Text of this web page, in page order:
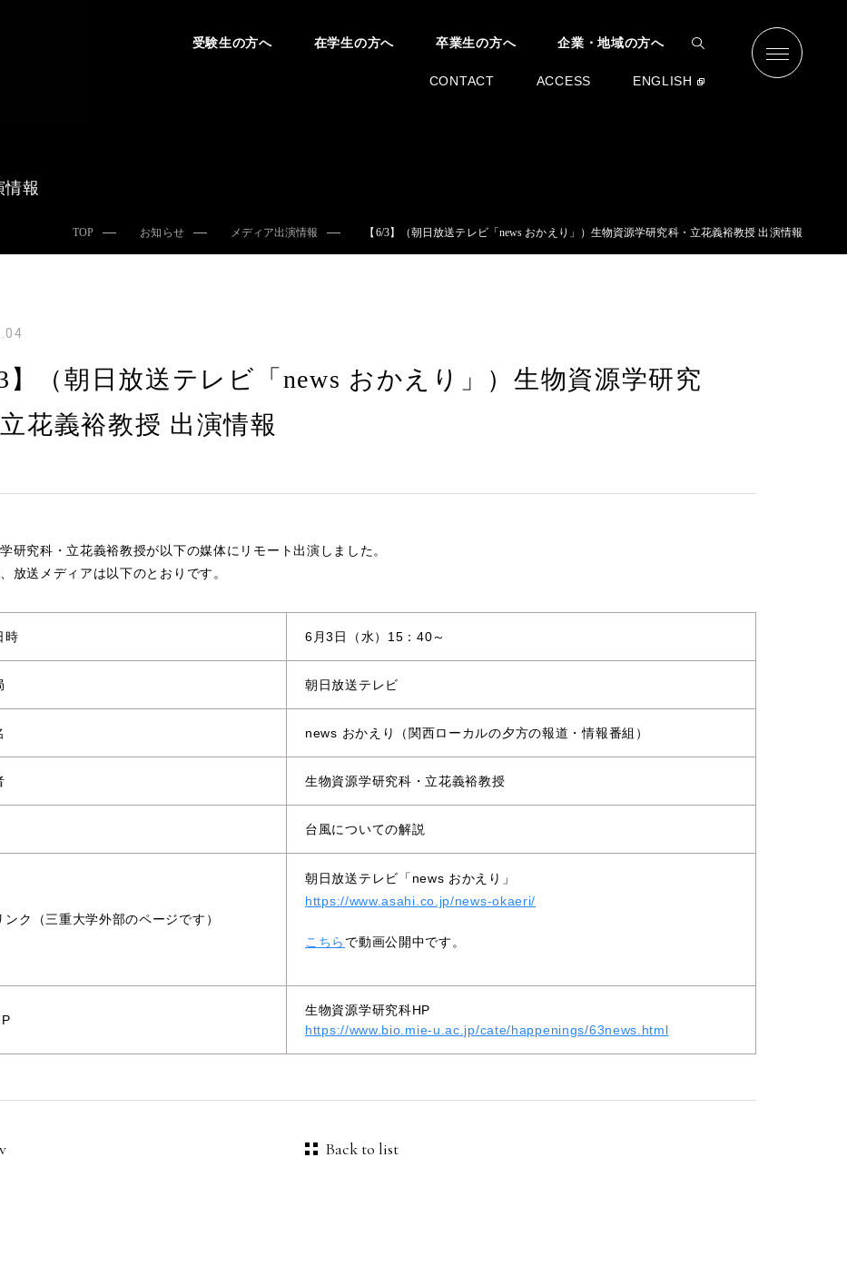
受験生の方へ 在学生の方へ 卒業生の方へ 企業・地域の方へ
CONTACT ACCESS ENGLISH
情報
TOP お知らせ メディア出演情報 【6/3】（朝日放送テレビ「news おかえり」）生物資源学研究科・立花義裕教授 出演情報
3】（朝日放送テレビ「news おかえり」）生物資源学研究
花義裕教授 出演情報
研究科・立花義裕教授が以下の媒体にリモート出演しました。
放送メディアは以下のとおりです。
時 6月3日（水）15：40～
朝日放送テレビ
news おかえり（関西ローカルの夕方の報道・情報番組）
生物資源学研究科・立花義裕教授
台風についての解説
ンク（三重大学外部のページです）
朝日放送テレビ「news おかえり」
https://www.asahi.co.jp/news-okaeri/
こちら で動画公開中です。
生物資源学研究科HP
https://www.bio.mie-u.ac.jp/cate/happenings/63news.html
Back to list